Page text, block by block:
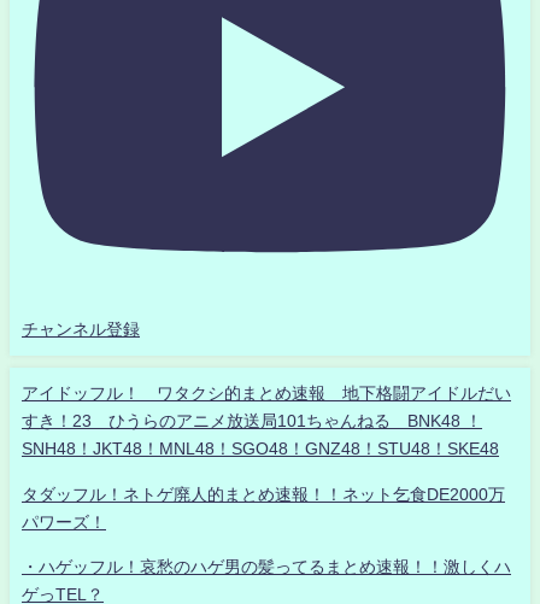
チャンネル登録
アイドッフル！ ワタクシ的まとめ速報 地下格闘アイドルだい
すき！23 ひうらのアニメ放送局101ちゃんねる BNK48 ！
SNH48！JKT48！MNL48！SGO48！GNZ48！STU48！SKE48
タダッフル！ネトゲ廃人的まとめ速報！！ネット乞食DE2000万
パワーズ！
・ハゲッフル！哀愁のハゲ男の髪ってるまとめ速報！！激しくハ
ゲっTEL？